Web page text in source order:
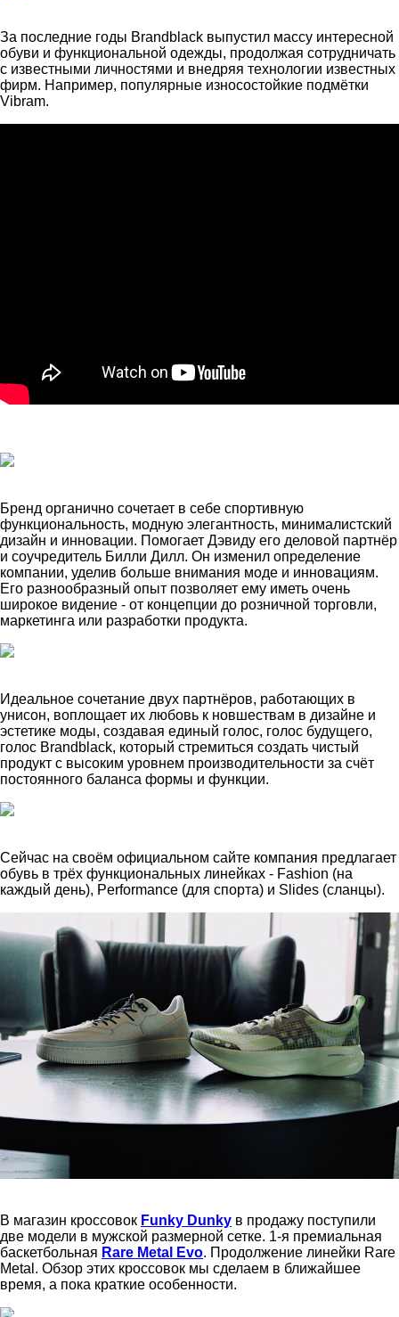
За последние годы Brandblack выпустил массу интересной
обуви и функциональной одежды, продолжая сотрудничать
с известными личностями и внедряя технологии известных
фирм. Например, популярные износостойкие подмётки
Vibram.
Бренд органично сочетает в себе спортивную
функциональность, модную элегантность, минималистский
дизайн и инновации. Помогает Дэвиду его деловой партнёр
и соучредитель Билли Дилл. Он изменил определение
компании, уделив больше внимания моде и инновациям.
Его разнообразный опыт позволяет ему иметь очень
широкое видение - от концепции до розничной торговли,
маркетинга или разработки продукта.
Идеальное сочетание двух партнёров, работающих в
унисон, воплощает их любовь к новшествам в дизайне и
эстетике моды, создавая единый голос, голос будущего,
голос Brandblack, который стремиться создать чистый
продукт с высоким уровнем производительности за счёт
постоянного баланса формы и функции.
Сейчас на своём официальном сайте компания предлагает
обувь в трёх функциональных линейках - Fashion (на
каждый день), Performance (для спорта) и Slides (сланцы).
В магазин кроссовок Funky Dunky в продажу поступили
две модели в мужской размерной сетке. 1-я премиальная
баскетбольная Rare Metal Evo. Продолжение линейки Rare
Metal. Обзор этих кроссовок мы сделаем в ближайшее
время, а пока краткие особенности.